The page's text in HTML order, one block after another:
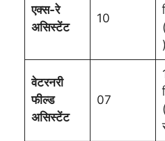
एक्स-रे
असिस्टेंट
10
)
वेटरनरी
फील्ड
असिस्टेंट
07